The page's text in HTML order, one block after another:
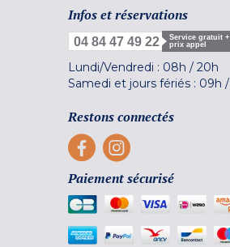
Infos et réservations
04 84 47 49 22
Service gratuit +
prix appel
Lundi/Vendredi : 08h / 20h
Samedi et jours fériés : 09h /
Restons connectés
Paiement sécurisé